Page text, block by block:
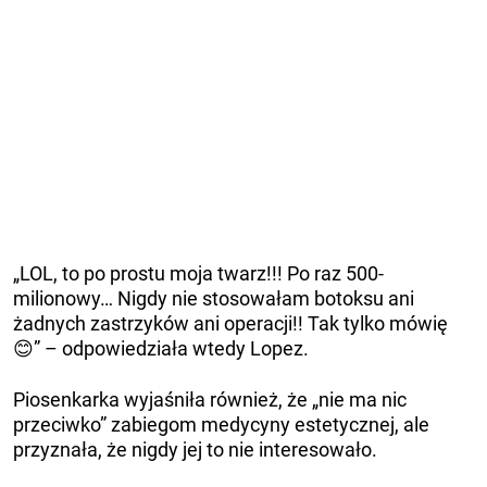
„LOL, to po prostu moja twarz!!! Po raz 500-
milionowy… Nigdy nie stosowałam botoksu ani
żadnych zastrzyków ani operacji!! Tak tylko mówię
😊” – odpowiedziała wtedy Lopez.
Piosenkarka wyjaśniła również, że „nie ma nic
przeciwko” zabiegom medycyny estetycznej, ale
przyznała, że ​​nigdy jej to nie interesowało.